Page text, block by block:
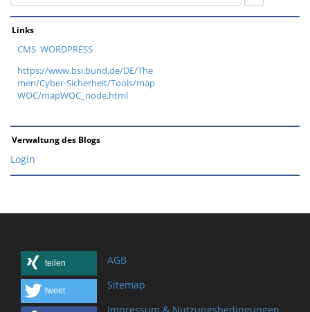
Links
CMS WORDPRESS
https://www.bsi.bund.de/DE/The
men/Cyber-Sicherheit/Tools/map
WOC/mapWOC_node.html
Verwaltung des Blogs
Login
teilen
tweet
AGB
Sitemap